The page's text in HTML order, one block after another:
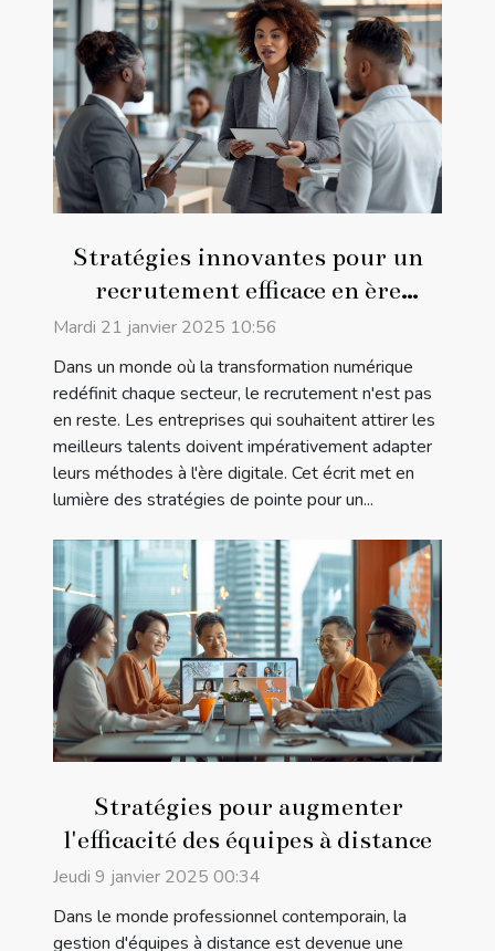
Stratégies innovantes pour un
recrutement efficace en ère
digitale
Mardi 21 janvier 2025 10:56
Dans un monde où la transformation numérique
redéfinit chaque secteur, le recrutement n'est pas
en reste. Les entreprises qui souhaitent attirer les
meilleurs talents doivent impérativement adapter
leurs méthodes à l'ère digitale. Cet écrit met en
lumière des stratégies de pointe pour un...
Stratégies pour augmenter
l'efficacité des équipes à distance
Jeudi 9 janvier 2025 00:34
Dans le monde professionnel contemporain, la
gestion d'équipes à distance est devenue une